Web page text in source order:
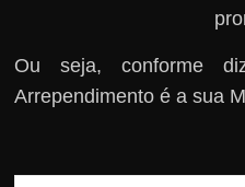
Ou seja, conforme
Arrependimento é a sua